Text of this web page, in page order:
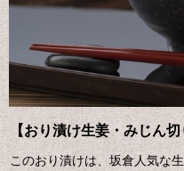
【おり漬け生姜・みじん切
このおり漬けは、坂倉人気な